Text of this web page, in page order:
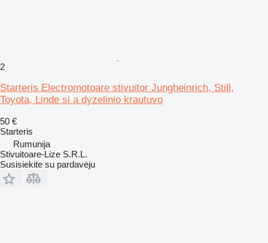
2
Starteris Electromotoare stivuitor Jungheinrich, Still,
Toyota, Linde si a dyzelinio krautuvo
50 €
Starteris
Rumunija
Stivuitoare-Lize S.R.L.
Susisiekite su pardavėju